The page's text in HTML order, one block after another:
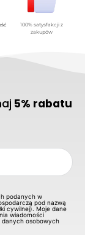
100% satysfakcji z
zakupów
5% rabatu
podanych w
pod nazwą
cywilnej). Moje dane
wiadomości
danych osobowych